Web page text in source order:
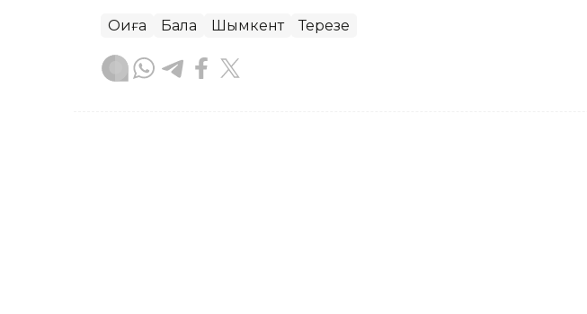
Оқиға Бала Шымкент Терезе